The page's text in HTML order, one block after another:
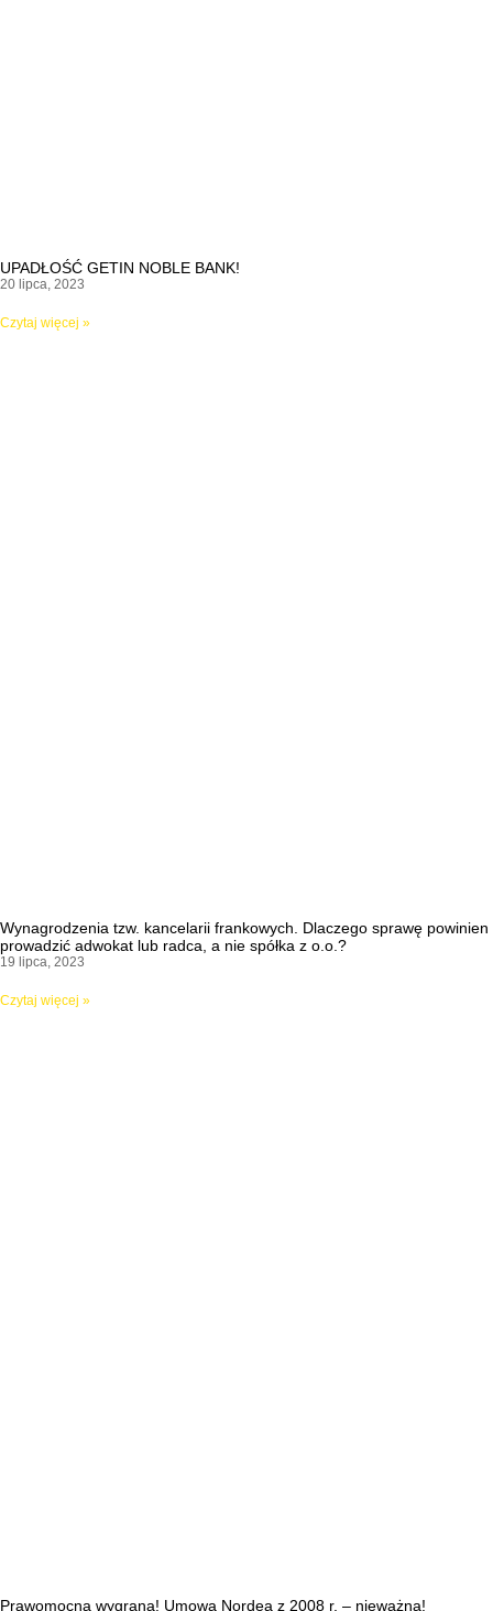
UPADŁOŚĆ GETIN NOBLE BANK!
20 lipca, 2023
Czytaj więcej »
Wynagrodzenia tzw. kancelarii frankowych. Dlaczego sprawę powinien
prowadzić adwokat lub radca, a nie spółka z o.o.?
19 lipca, 2023
Czytaj więcej »
Prawomocna wygrana! Umowa Nordea z 2008 r. – nieważna!